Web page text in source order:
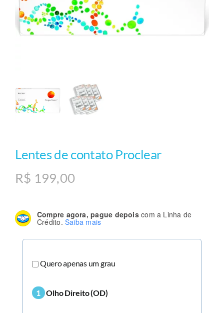
Lentes de contato Proclear
R$ 199,00
Compre agora, pague depoiscom a Linha de
Crédito. Saiba mais
Quero apenas um grau
1 Olho Direito (OD)